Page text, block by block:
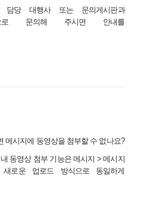
담당 대행사 또는 문의게시판과
으로 문의해 주시면 안내를
메시지에 동영상을 첨부할 수 없나요?
동영상 첨부 기능은 메시지 >메시지
새로운 업로드 방식으로 동일하게